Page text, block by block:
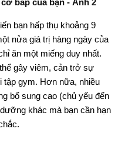
bạn hấp thụ khoảng 9
nửa giá trị hàng ngày của
ăn một miếng duy nhất.
gây viêm, cản trở sự
tập gym. Hơn nữa, nhiều
bổ sung cao (chủ yếu đến
khác mà bạn cần hạn